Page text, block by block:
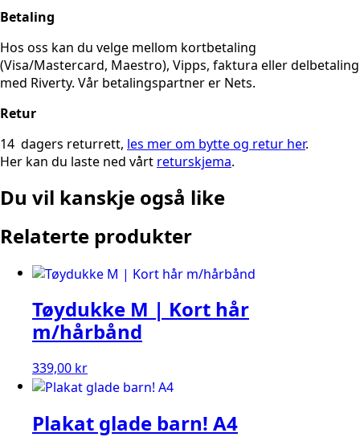
Betaling
Hos oss kan du velge mellom kortbetaling
(Visa/Mastercard, Maestro), Vipps, faktura eller delbetaling
med Riverty. Vår betalingspartner er Nets.
Retur
14 dagers returrett, les mer om bytte og retur her.
Her kan du laste ned vårt returskjema.
Du vil kanskje også like
Relaterte produkter
Tøydukke M | Kort hår
m/hårbånd
339,00 kr
Plakat glade barn! A4